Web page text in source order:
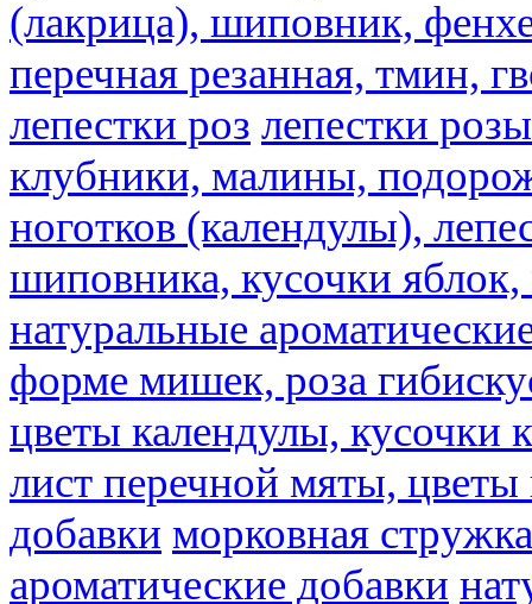
(лакрица), шиповник,
перечная резанная, тмин,
лепестки роз лепестки розы
клубники, малины,
ноготков (календулы),
шиповника, кусочки
натуральные
форме мишек, роза
цветы календулы, кусочки
лист перечной мяты,
добавки морковная стружка
ароматические добавки